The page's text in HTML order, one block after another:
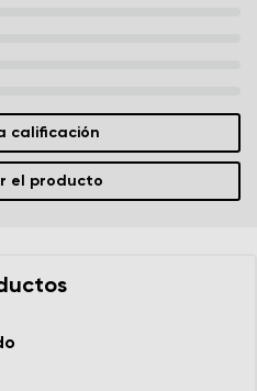
calificación
el producto